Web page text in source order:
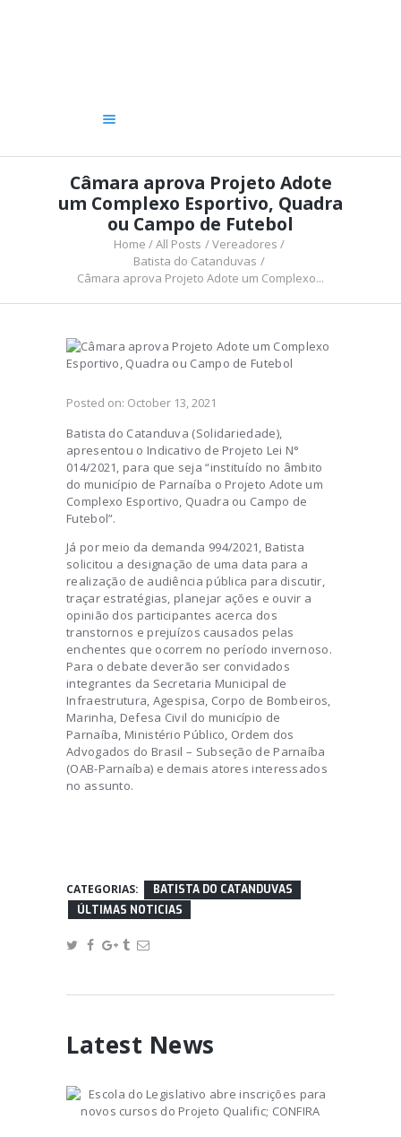
Câmara aprova Projeto Adote
um Complexo Esportivo, Quadra
ou Campo de Futebol
Home All Posts
Vereadores
Batista do Catanduvas
Câmara aprova Projeto Adote um Complexo...
OUVIDORIA
Posted on: October 13, 2021
Batista do Catanduva (Solidariedade),
apresentou o Indicativo de Projeto Lei N°
014/2021, para que seja “instituído no âmbito
do município de Parnaíba o Projeto Adote um
Complexo Esportivo, Quadra ou Campo de
Futebol”.
Já por meio da demanda 994/2021, Batista
solicitou a designação de uma data para a
realização de audiência pública para discutir,
traçar estratégias, planejar ações e ouvir a
opinião dos participantes acerca dos
transtornos e prejuízos causados pelas
enchentes que ocorrem no período invernoso.
Para o debate deverão ser convidados
integrantes da Secretaria Municipal de
Infraestrutura, Agespisa, Corpo de Bombeiros,
Marinha, Defesa Civil do município de
Parnaíba, Ministério Público, Ordem dos
Advogados do Brasil – Subseção de Parnaíba
(OAB-Parnaíba) e demais atores interessados
no assunto.
CATEGORIAS:
BATISTA DO CATANDUVAS
ÚLTIMAS NOTICIAS
Latest News
Escola do Legislativo abre
inscrições para novos cursos